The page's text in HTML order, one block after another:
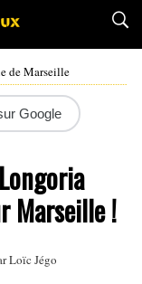
de Marseille
Google
Marseille !
Loïc Jégo